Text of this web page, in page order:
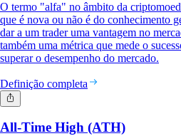
O termo "alfa" no âmbito da
que é nova ou não é do conhecimento
dar a um trader uma vantagem no
também uma métrica que mede o
superar o desempenho do mercado.
Definição completa
All-Time High (ATH)